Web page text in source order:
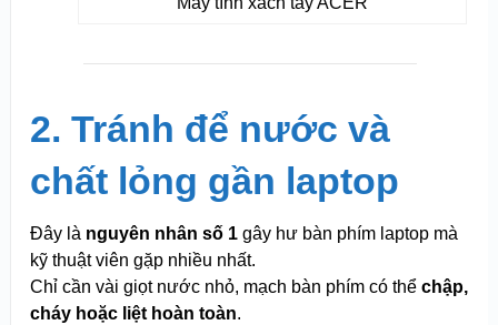
2. Tránh để nước và
chất lỏng gần laptop
Đây là nguyên nhân số 1gây hư bàn phím laptop mà
kỹ thuật viên gặp nhiều nhất.
Chỉ cần vài giọt nước nhỏ, mạch bàn phím có thể chập,
cháy hoặc liệt hoàn toàn.